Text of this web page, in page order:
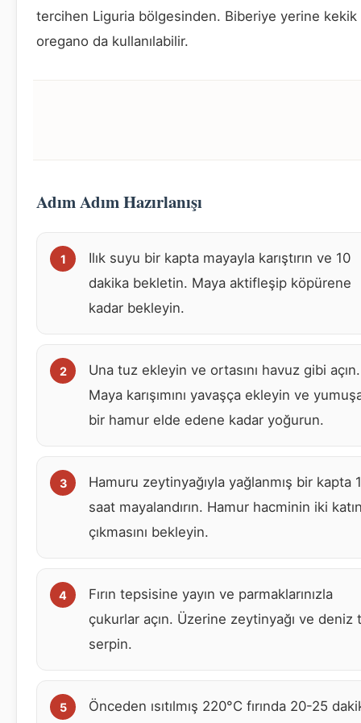
tercihen Liguria bölgesinden. Biberiye yerine kekik
oregano da kullanılabilir.
Adım Adım Hazırlanışı
Ilık suyu bir kapta mayayla karıştırın ve 10
dakika bekletin. Maya aktifleşip köpürene
kadar bekleyin.
Una tuz ekleyin ve ortasını havuz gibi açın.
Maya karışımını yavaşça ekleyin ve
bir hamur elde edene kadar yoğurun.
Hamuru zeytinyağıyla yağlanmış bir kapta
saat mayalandırın. Hamur hacminin iki
çıkmasını bekleyin.
Fırın tepsisine yayın ve parmaklarınızla
çukurlar açın. Üzerine zeytinyağı ve deniz
serpin.
Önceden ısıtılmış 220°C fırında 20-25